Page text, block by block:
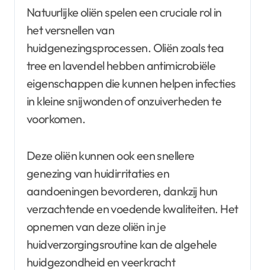
Natuurlijke oliën spelen een cruciale rol in
het versnellen van
huidgenezingsprocessen. Oliën zoals tea
tree en lavendel hebben antimicrobiële
eigenschappen die kunnen helpen infecties
in kleine snijwonden of onzuiverheden te
voorkomen.
Deze oliën kunnen ook een snellere
genezing van huidirritaties en
aandoeningen bevorderen, dankzij hun
verzachtende en voedende kwaliteiten. Het
opnemen van deze oliën in je
huidverzorgingsroutine kan de algehele
huidgezondheid en veerkracht